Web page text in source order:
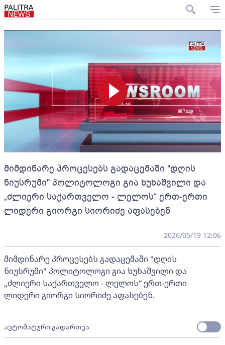
მიმდინარე პროცესებს გადაცემაში "დღის
ნიუსრუმი" პოლიტოლოგი გია ხუხაშვილი და
„ძლიერი საქართველო - ლელოს“ ერთ-ერთი
ლიდერი გიორგი სიორიძე აფასებენ
2026/05/19 12:06
მიმდინარე პროცესებს გადაცემაში "დღის
ნიუსრუმი" პოლიტოლოგი გია ხუხაშვილი და
„ძლიერი საქართველო - ლელოს“ ერთ-ერთი
ლიდერი გიორგი სიორიძე აფასებენ.
ავტომატური გადართვა